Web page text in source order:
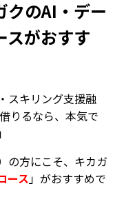
クのAI・デー
スがおすす
スキリング支援融
りるなら、本気で
の方にこそ、キカガ
ース 」がおすすめで